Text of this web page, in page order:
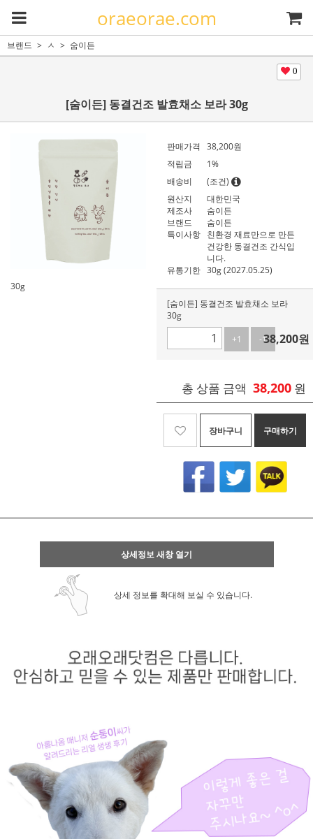
oraeorae.com
브랜드 ㅅ 숨이든
0
[숨이든] 동결건조 발효채소 보라 30g
30g
판매가격 38,200원
적립금
1%
배송비
(조건)
원산지
대한민국
제조사
숨이든
브랜드
숨이든
특이사항 친환경 재료만으로 만든
건강한 동결건조 간식입
니다.
유통기한 30g (2027.05.25)
[숨이든] 동결건조 발효채소 보라
30g
+1
-138,200원
총 상품 금액 38,200 원
장바구니 구매하기
상세정보 새창 열기
상세 정보를 확대해 보실 수 있습니다.